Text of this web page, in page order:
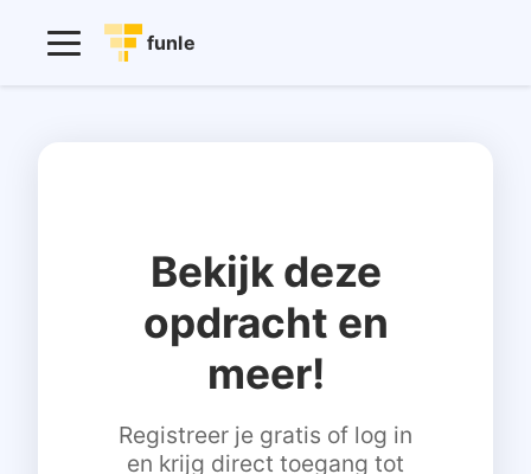
funle
Bekijk deze
opdracht en
meer!
Registreer je gratis of log in
en krijg direct toegang tot